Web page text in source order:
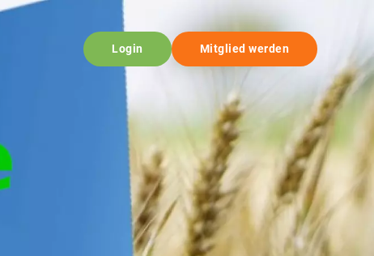
Login Mitglied werden